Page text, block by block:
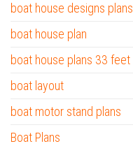
boat house designs plans
boat house plan
boat house plans 33 feet
boat layout
boat motor stand plans
Boat Plans